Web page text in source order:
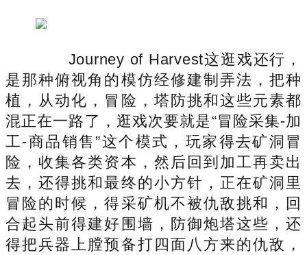
Journey of Harvest这逛戏还行，
是那种俯视角的模仿经修建制弄法，把种
植，从动化，冒险，塔防挑和这些元素都
混正在一路了，逛戏次要就是“冒险采集-加
工-商品销售”这个模式，玩家得去矿洞冒
险，收集各类资本，然后回到加工再卖出
去，还得挑和最终的小方针，正在矿洞里
冒险的时候，得采矿机不被仇敌挑和，回
合起头前得建好围墙，防御炮塔这些，还
得把兵器上膛预备打四面八方来的仇敌，